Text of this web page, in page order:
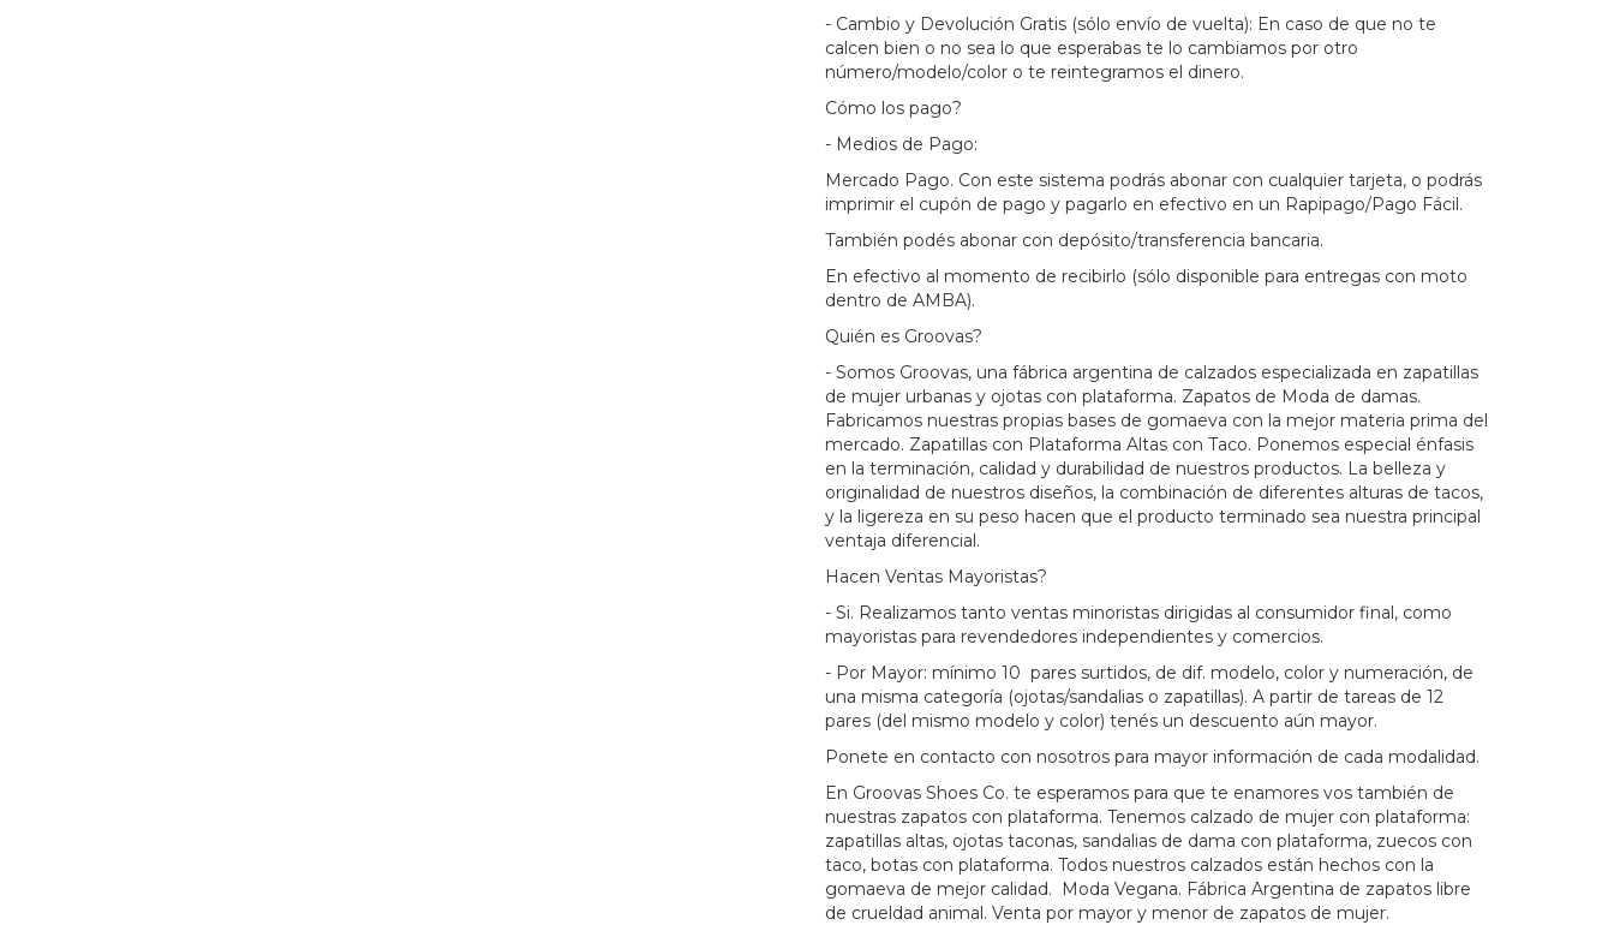
- Cambio y Devolución Gratis (sólo envío de vuelta): En caso de que no te
calcen bien o no sea lo que esperabas te lo cambiamos por otro
número/modelo/color o te reintegramos el dinero.
Cómo los pago?
- Medios de Pago:
Mercado Pago. Con este sistema podrás abonar con cualquier tarjeta, o podrás
imprimir el cupón de pago y pagarlo en efectivo en un Rapipago/Pago Fácil.
También podés abonar con depósito/transferencia bancaria.
En efectivo al momento de recibirlo (sólo disponible para entregas con moto
dentro de AMBA).
Quién es Groovas?
- Somos Groovas, una fábrica argentina de calzados especializada en zapatillas
de mujer urbanas y ojotas con plataforma. Zapatos de Moda de damas.
Fabricamos nuestras propias bases de gomaeva con la mejor materia prima del
mercado. Zapatillas con Plataforma Altas con Taco. Ponemos especial énfasis
en la terminación, calidad y durabilidad de nuestros productos. La belleza y
originalidad de nuestros diseños, la combinación de diferentes alturas de tacos,
y la ligereza en su peso hacen que el producto terminado sea nuestra principal
ventaja diferencial.
Hacen Ventas Mayoristas?
- Si. Realizamos tanto ventas minoristas dirigidas al consumidor final, como
mayoristas para revendedores independientes y comercios.
- Por Mayor: mínimo 10 pares surtidos, de dif. modelo, color y numeración, de
una misma categoría (ojotas/sandalias o zapatillas). A partir de tareas de 12
pares (del mismo modelo y color) tenés un descuento aún mayor.
Ponete en contacto con nosotros para mayor información de cada modalidad.
En Groovas Shoes Co. te esperamos para que te enamores vos también de
nuestras zapatos con plataforma. Tenemos calzado de mujer con plataforma:
zapatillas altas, ojotas taconas, sandalias de dama con plataforma, zuecos con
taco, botas con plataforma. Todos nuestros calzados están hechos con la
gomaeva de mejor calidad. Moda Vegana. Fábrica Argentina de zapatos libre
de crueldad animal. Venta por mayor y menor de zapatos de mujer.